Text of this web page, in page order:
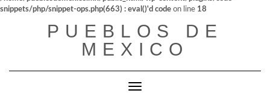
snippets/php/snippet-ops.php(663) : eval()'d code on line 18
PUEBLOS DE
MEXICO
Cambiar modo de navegación